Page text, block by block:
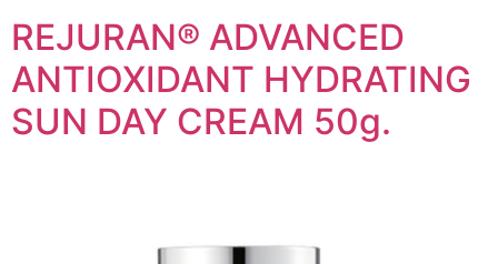
REJURAN® ADVANCED
ANTIOXIDANT HYDRATING
SUN DAY CREAM 50g.